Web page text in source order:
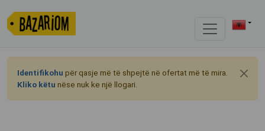
Identifikohu për qasje më të shpejtë në ofertat më të mira.
Kliko këtu nëse nuk ke një llogari.